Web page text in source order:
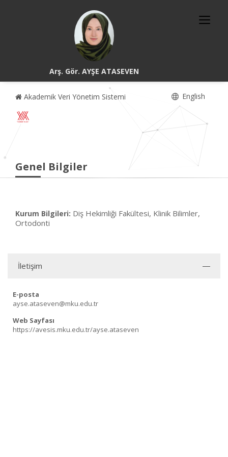
Arş. Gör. AYŞE ATASEVEN
Akademik Veri Yönetim Sistemi English
Genel Bilgiler
Kurum Bilgileri: Diş Hekimliği Fakültesi, Klinik Bilimler,
Ortodonti
İletişim
E-posta
ayse.ataseven@mku.edu.tr
Web Sayfası
https://avesis.mku.edu.tr/ayse.ataseven